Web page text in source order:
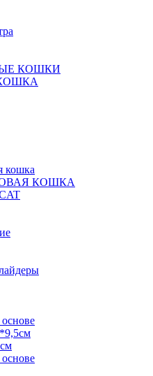
КОШКИ
кошка
КОШКА